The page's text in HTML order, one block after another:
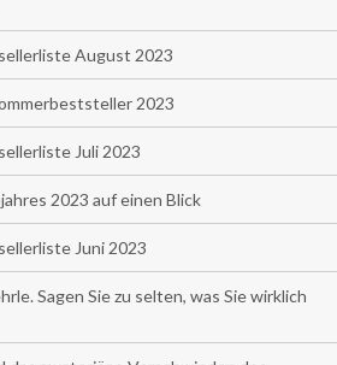
August 2023
2023
Juli 2023
2023 auf einen Blick
Juni 2023
Sagen Sie zu selten, was Sie wirklich